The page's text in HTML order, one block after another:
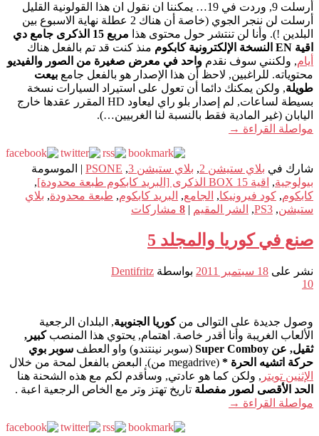
أرسلت 9, وردت في 19… يمكننا ان نقول ان هذا القولونية القليل
أرسلت لن ننجر الجوي (خاصة أن هناك 2 عطلة نهاية الاسبوع بين
البلدين !). وأنا لن تنتشر حول محتوى هذا
مربع 15 الذكرى جامع دي
اقية EN النسخة الإلكترونية كابكوم
منذ كنت قد تم بالفعل هناك
أيام, ولكنني سوف نقدم واحد في معرض صغيرة من الصور والفيديو
محتوياته. للراغبين, لاحظ أن هذا الإصدار هو بالفعل جامع بيعت
طويلة, ولكن يمكنك دائما أن تعول على استيراد السيارات نسخة
بسيطة لساعات, لم إصدار بلو راي ليعاود HD المقرر عقدها خارج
اليابان (غير المادية فقط بالنسبة لنا الغربيين…).
مواصلة القراءة →
شارك في بلاي ستيشن 2 , بلاي ستيشن 3 ,
PSONE
الموسومة
بيولوجية, اقية 15 BOX الذكرى [البريد كابكوم طبعة محدودة]
,
كابكوم, كود فيرونيكا, الجامع, البريد كابكوم, طبعة محدودة, بلاي
ستيشن,
PS3
, الشر المقيم 8 مشاركات
صنع في كوريا والمجلد 5
نشر على 18 سبتمبر 2011 بواسطة Dentifritz
10
وصول جديدة على التوالى منكوريا الجنوبية, البلدان الرجعية
الألعاب الغريبة وأنا أقدر خاصة. اهتمام, يحتوي هذا المنصبكبير,
ثقيل, عن Super Comboy
(سوبر نينتندو) واو العطف سوبر بوي
حركة اتشيه الحرة * (megadrive من). البعض بالفعل لمحة من خلال
الإثنين تويتر , ولكن كما هو عادتي, وسأقدم لكم مع هذه الشحنة هنا
الحد الأقصى لصور مفصلة تاريخ تهتز وتر مع الخاص الرجعية اعبة .
مواصلة القراءة →